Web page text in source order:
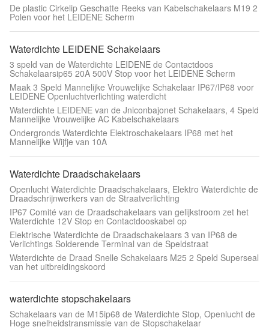
De plastic Cirkelip Geschatte Reeks van Kabelschakelaars M19 2
Polen voor het LEIDENE Scherm
Waterdichte LEIDENE Schakelaars
3 speld van de Waterdichte LEIDENE de Contactdoos
Schakelaarsip65 20A 500V Stop voor het LEIDENE Scherm
Maak 3 Speld Mannelijke Vrouwelijke Schakelaar IP67/IP68 voor
LEIDENE Openluchtverlichting waterdicht
Waterdichte LEIDENE van de Jniconbajonet Schakelaars, 4 Speld
Mannelijke Vrouwelijke AC Kabelschakelaars
Ondergronds Waterdichte Elektroschakelaars IP68 met het
Mannelijke Wijfje van 10A
Waterdichte Draadschakelaars
Openlucht Waterdichte Draadschakelaars, Elektro Waterdichte de
Draadschrijnwerkers van de Straatverlichting
IP67 Comité van de Draadschakelaars van gelijkstroom zet het
Waterdichte 12V Stop en Contactdooskabel op
Elektrische Waterdichte de Draadschakelaars 3 van IP68 de
Verlichtings Solderende Terminal van de Speldstraat
Waterdichte de Draad Snelle Schakelaars M25 2 Speld Superseal
van het uitbreidingskoord
waterdichte stopschakelaars
Schakelaars van de M15ip68 de Waterdichte Stop, Openlucht de
Hoge snelheidstransmissie van de Stopschakelaar